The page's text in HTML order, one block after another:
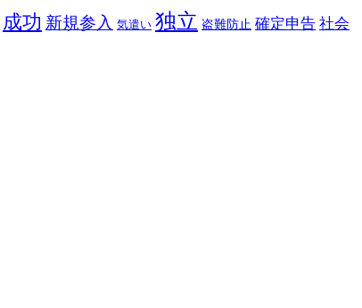
成功 新規参入 気遣い 独立 盗難防止 確定申告 社会